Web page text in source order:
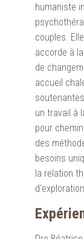
humaniste
couples.
accorde à
de
accueil
un travail à
pour
des
besoins
la relation